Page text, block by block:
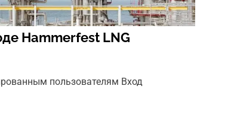
Hammerfest LNG
пользователям Вход